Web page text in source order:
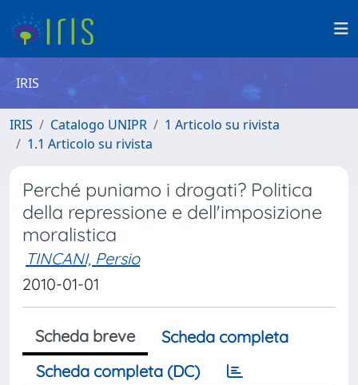
IRIS
IRIS Catalogo UNIPR
1 Articolo su rivista
1.1 Articolo su rivista
Perché puniamo i drogati? Politica
della repressione e dell'imposizione
moralistica
TINCANI, Persio
2010-01-01
Scheda breve
Scheda completa
Scheda completa (DC)